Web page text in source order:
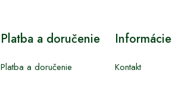
Platba a doručenie
Platba a doručenie
Informácie
Kontakt